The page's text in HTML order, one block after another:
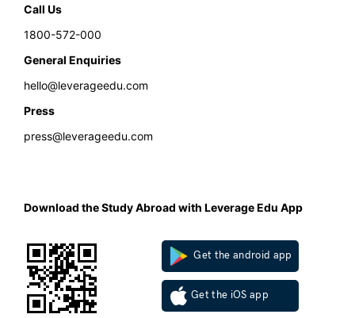
Call Us
1800-572-000
General Enquiries
hello@leverageedu.com
Press
press@leverageedu.com
Download the Study Abroad with Leverage Edu App
Get the android app
Get the iOS app